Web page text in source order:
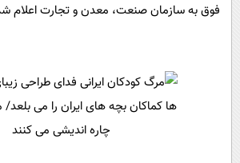
فوق به سازمان صنعت، معدن و تجارت اعلام